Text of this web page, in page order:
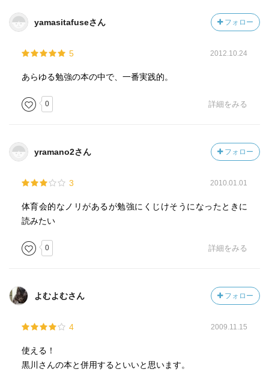
yamasitafuseさん フォロー
5 2012.10.24
あらゆる勉強の本の中で、一番実践的。
0 詳細をみる
yramano2さん フォロー
3 2010.01.01
体育会的なノリがあるが勉強にくじけそうになったときに
読みたい
0 詳細をみる
よむよむさん フォロー
4 2009.11.15
使える！
黒川さんの本と併用するといいと思います。